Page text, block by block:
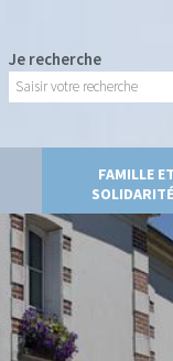
Je recherche
FAMILLE ET
SOLIDARITÉ